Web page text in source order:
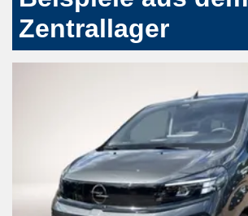
Zentrallager